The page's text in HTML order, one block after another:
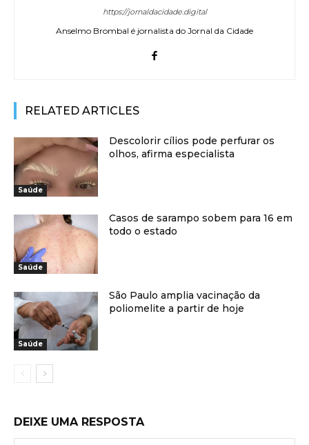
https://jornaldacidade.digital
Anselmo Brombal é jornalista do Jornal da Cidade
RELATED ARTICLES
Saúde
Descolorir cílios pode perfurar os
olhos, afirma especialista
Saúde
Casos de sarampo sobem para 16 em
todo o estado
Saúde
São Paulo amplia vacinação da
poliomelite a partir de hoje
DEIXE UMA RESPOSTA